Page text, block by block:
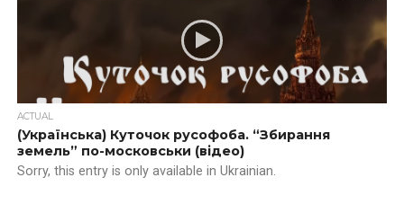
ACTUAL
(Українська) Куточок русофоба. “Збирання
земель” по-московськи (відео)
Sorry, this entry is only available in Ukrainian.